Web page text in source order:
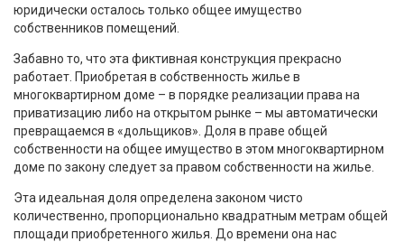
юридически осталось только общее имущество
собственников помещений.
Забавно то, что эта фиктивная конструкция прекрасно
работает. Приобретая в собственность жилье в
многоквартирном доме – в порядке реализации права на
приватизацию либо на открытом рынке – мы автоматически
превращаемся в «дольщиков». Доля в праве общей
собственности на общее имущество в этом многоквартирном
доме по закону следует за правом собственности на жилье.
Эта идеальная доля определена законом чисто
количественно, пропорционально квадратным метрам общей
площади приобретенного жилья. До времени она нас